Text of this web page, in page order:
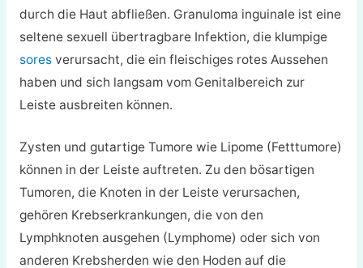
durch die Haut abfließen. Granuloma inguinale ist eine
seltene sexuell übertragbare Infektion, die klumpige
soresverursacht, die ein fleischiges rotes Aussehen
haben und sich langsam vom Genitalbereich zur
Leiste ausbreiten können.
Zysten und gutartige Tumore wie Lipome (Fetttumore)
können in der Leiste auftreten. Zu den bösartigen
Tumoren, die Knoten in der Leiste verursachen,
gehören Krebserkrankungen, die von den
Lymphknoten ausgehen (Lymphome) oder sich von
anderen Krebsherden wie den Hoden auf die